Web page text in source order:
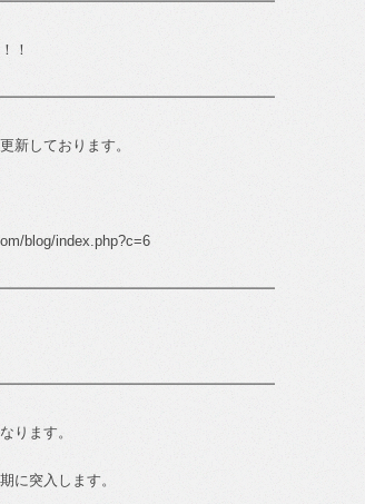
！
新しております。
blog/index.php?c=6
ります。
に突入します。